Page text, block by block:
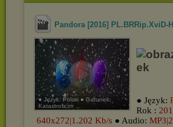
Pandora [2016] PL.BRRip.XviD-
● Język: Polski ● Gatunek:
Katastroficzn ...
● Język:
Rok :
640x272|1.202 Kb/s ● Audio: